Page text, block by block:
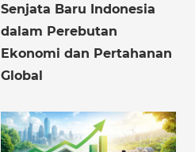
Senjata Baru Indonesia
dalam Perebutan
Ekonomi dan Pertahanan
Global